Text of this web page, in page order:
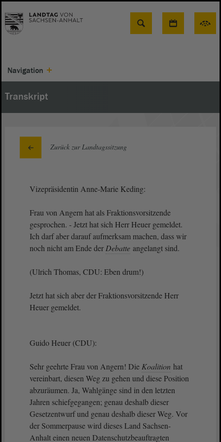
Suche
Navigation
Transkript
Zurück zur Landtagssitzung
Vizepräsidentin Anne-Marie Keding:
Frau von Angern hat als Fraktionsvorsitzende
gesprochen. - Jetzt hat sich Herr Heuer gemeldet.
Ich darf aber darauf aufmerksam machen, dass wir
noch nicht am Ende der Debatte angelangt sind.
(Ulrich Thomas, CDU: Eben drum!)
Jetzt hat sich aber der Fraktionsvorsitzende Herr
Heuer gemeldet.
Guido Heuer (CDU):
Sehr geehrte Frau von Angern! Die Koalition hat
vereinbart, diesen Weg zu gehen und diese Position
abzuräumen. Ja, Wahlgänge sind in den letzten
Jahren schiefgegangen; genau deshalb dieser
Gesetzentwurf und genau deshalb dieser Weg. Vor
der Sommerpause wird dieses Land Sachsen-
Anhalt einen neuen Datenschutzbeauftragten